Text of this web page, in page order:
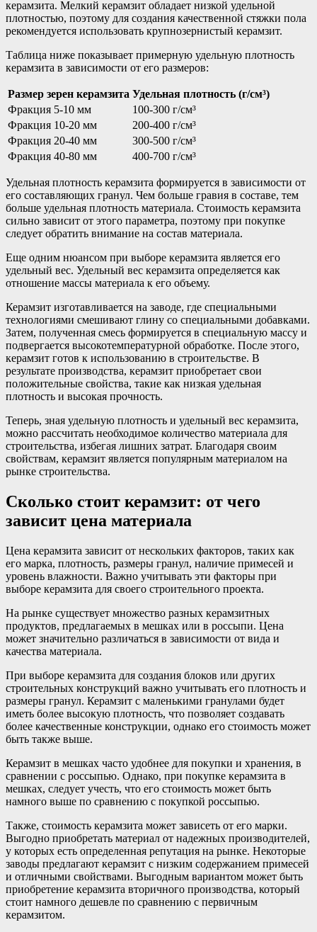
керамзита. Мелкий керамзит обладает низкой удельной
плотностью, поэтому для создания качественной стяжки пола
рекомендуется использовать крупнозернистый керамзит.
Таблица ниже показывает примерную удельную плотность
керамзита в зависимости от его размеров:
Размер зерен керамзита Удельная плотность (г/см³)
Фракция 5-10 мм
100-300 г/см³
Фракция 10-20 мм
200-400 г/см³
Фракция 20-40 мм
300-500 г/см³
Фракция 40-80 мм
400-700 г/см³
Удельная плотность керамзита формируется в зависимости от
его составляющих гранул. Чем больше гравия в составе, тем
больше удельная плотность материала. Стоимость керамзита
сильно зависит от этого параметра, поэтому при покупке
следует обратить внимание на состав материала.
Еще одним нюансом при выборе керамзита является его
удельный вес. Удельный вес керамзита определяется как
отношение массы материала к его объему.
Керамзит изготавливается на заводе, где специальными
технологиями смешивают глину со специальными добавками.
Затем, полученная смесь формируется в специальную массу и
подвергается высокотемпературной обработке. После этого,
керамзит готов к использованию в строительстве. В
результате производства, керамзит приобретает свои
положительные свойства, такие как низкая удельная
плотность и высокая прочность.
Теперь, зная удельную плотность и удельный вес керамзита,
можно рассчитать необходимое количество материала для
строительства, избегая лишних затрат. Благодаря своим
свойствам, керамзит является популярным материалом на
рынке строительства.
Сколько стоит керамзит: от чего
зависит цена материала
Цена керамзита зависит от нескольких факторов, таких как
его марка, плотность, размеры гранул, наличие примесей и
уровень влажности. Важно учитывать эти факторы при
выборе керамзита для своего строительного проекта.
На рынке существует множество разных керамзитных
продуктов, предлагаемых в мешках или в россыпи. Цена
может значительно различаться в зависимости от вида и
качества материала.
При выборе керамзита для создания блоков или других
строительных конструкций важно учитывать его плотность и
размеры гранул. Керамзит с маленькими гранулами будет
иметь более высокую плотность, что позволяет создавать
более качественные конструкции, однако его стоимость может
быть также выше.
Керамзит в мешках часто удобнее для покупки и хранения, в
сравнении с россыпью. Однако, при покупке керамзита в
мешках, следует учесть, что его стоимость может быть
намного выше по сравнению с покупкой россыпью.
Также, стоимость керамзита может зависеть от его марки.
Выгодно приобретать материал от надежных производителей,
у которых есть определенная репутация на рынке. Некоторые
заводы предлагают керамзит с низким содержанием примесей
и отличными свойствами. Выгодным вариантом может быть
приобретение керамзита вторичного производства, который
стоит намного дешевле по сравнению с первичным
керамзитом.